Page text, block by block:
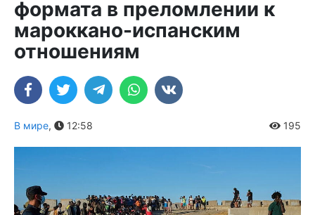
формата в преломлении к
мароккано-испанским
отношениям
В мире, 12:58 195